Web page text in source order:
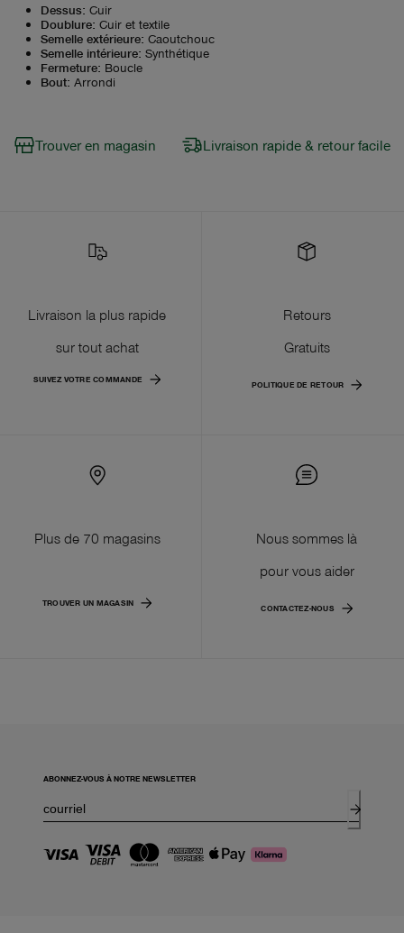
Dessus: Cuir
Doublure: Cuir et textile
Semelle extérieure: Caoutchouc
Semelle intérieure: Synthétique
Fermeture: Boucle
Bout: Arrondi
Trouver en magasin Livraison rapide & retour facile
Livraison la plus rapide
sur tout achat
SUIVEZ VOTRE COMMANDE
Retours
Gratuits
POLITIQUE DE RETOUR
Plus de 70 magasins
TROUVER UN MAGASIN
Nous sommes là
pour vous aider
CONTACTEZ-NOUS
ABONNEZ-VOUS À NOTRE NEWSLETTER